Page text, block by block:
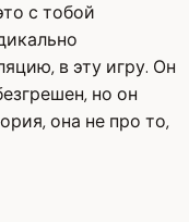
с тобой
в эту игру. Он
но он
она не про то,